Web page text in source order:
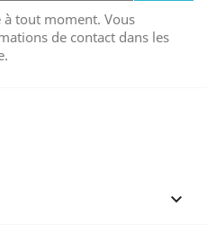
à tout moment. Vous
de contact dans les
